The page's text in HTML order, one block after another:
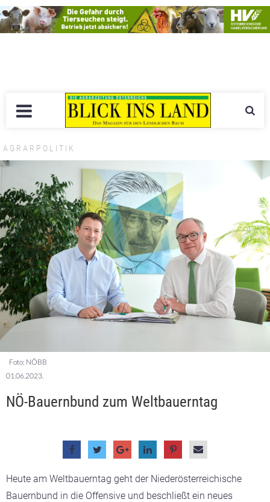
AGRARPOLITIK
Foto: NÖBB
01.06.2023.
NÖ-Bauernbund zum Weltbauerntag
Heute am Weltbauerntag geht der Niederösterreichische
Bauernbund in die Offensive und beschließt ein neues